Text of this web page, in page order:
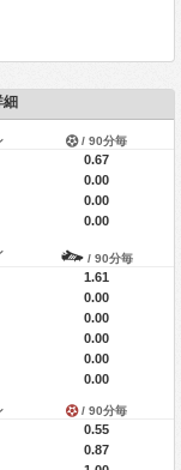
/ 90分毎
0.67
0.00
0.00
0.00
/ 90分毎
1.61
0.00
0.00
0.00
0.00
0.00
/ 90分毎
0.55
0.87